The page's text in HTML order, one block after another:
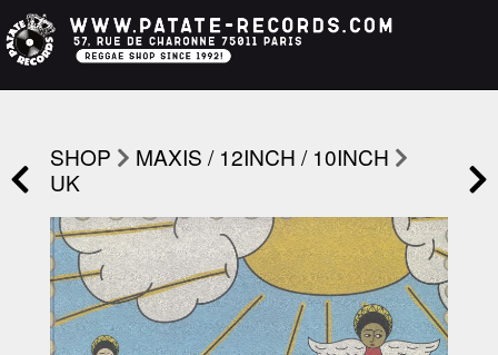
SHOP
MAXIS / 12INCH / 10INCH
UK